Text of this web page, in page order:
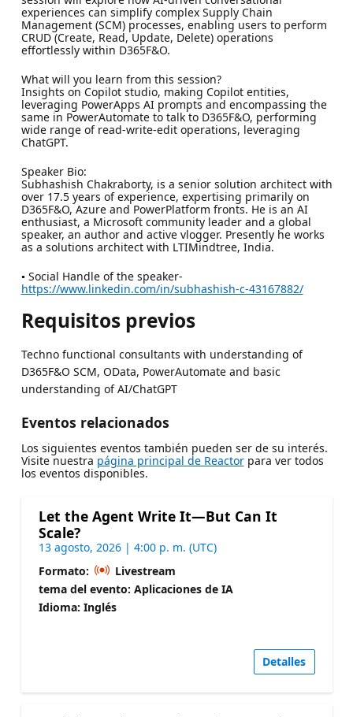
experiences can simplify complex Supply Chain
Management (SCM) processes, enabling users to perform
CRUD (Create, Read, Update, Delete) operations
effortlessly within D365F&O.
What will you learn from this session?
Insights on Copilot studio, making Copilot entities,
leveraging PowerApps AI prompts and encompassing the
same in PowerAutomate to talk to D365F&O, performing
wide range of read-write-edit operations, leveraging
ChatGPT.
Speaker Bio:
Subhashish Chakraborty, is a senior solution architect with
over 17.5 years of experience, expertising primarily on
D365F&O, Azure and PowerPlatform fronts. He is an AI
enthusiast, a Microsoft community leader and a global
speaker, an author and active vlogger. Presently he works
as a solutions architect with LTIMindtree, India.
▪ Social Handle of the speaker-
https://www.linkedin.com/in/subhashish-c-43167882/
Requisitos previos
Techno functional consultants with understanding of
D365F&O SCM, OData, PowerAutomate and basic
understanding of AI/ChatGPT
Eventos relacionados
Los siguientes eventos también pueden ser de su interés.
Visite nuestra página principal de Reactorpara ver todos
los eventos disponibles.
Let the Agent Write It—But Can It
Scale?
13 agosto, 2026 | 4:00 p. m. (UTC)
Formato:
Livestream
tema del evento: Aplicaciones de IA
Idioma: Inglés
Detalles